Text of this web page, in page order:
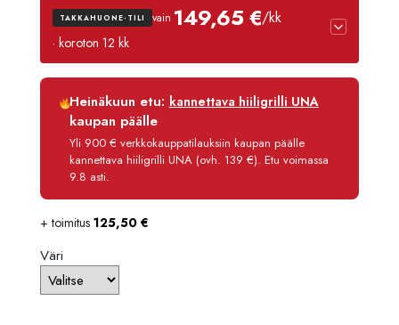
TAKKAHUONE-TILI vain 149,65 €/kk
· koroton 12 kk
Luottoaika
12 kk
Korko
Käsittelymaksu
3,90 €/kk
Maksettava yhteensä
1 795,80 €
Heinäkuun etu: kannettava hiiligrilli UNA
kaupan päälle
Yli 900 € verkkokauppatilauksiin kaupan päälle
kannettava hiiligrilli UNA (ovh. 139 €). Etu voimassa
9.8 asti.
+ toimitus 125,50 €
Väri